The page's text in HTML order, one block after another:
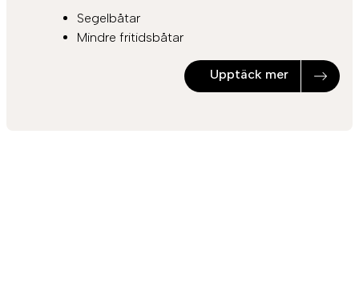
Segelbåtar
Mindre fritidsbåtar
Upptäck mer